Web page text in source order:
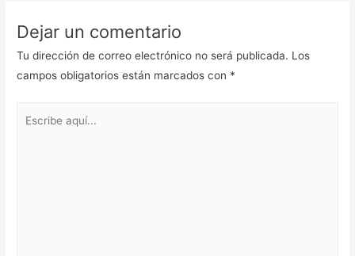
Dejar un comentario
Tu dirección de correo electrónico no será publicada. Los
campos obligatorios están marcados con *